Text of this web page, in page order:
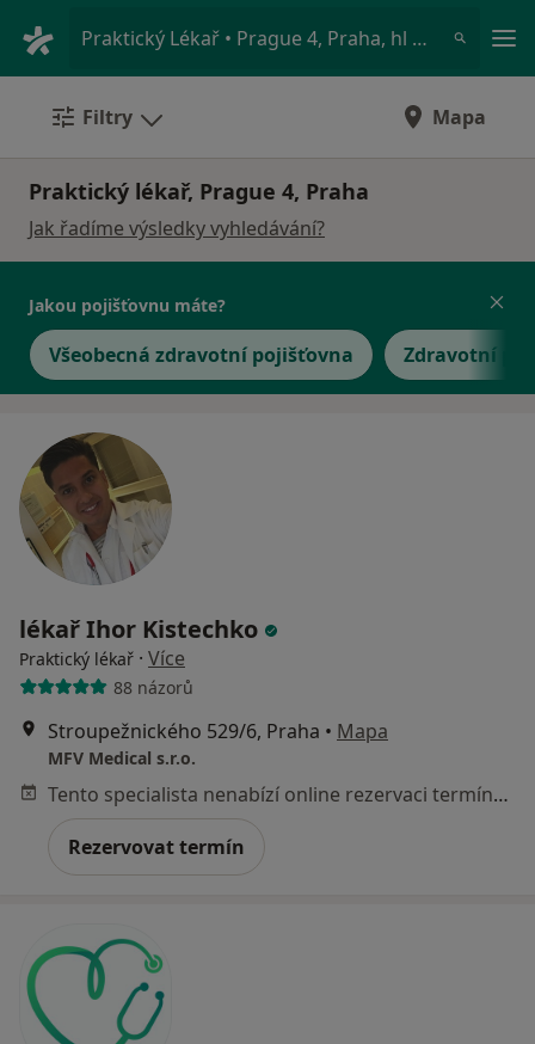
Praktický Lékař • Prague 4, Praha, hl město Praha
Filtry Mapa
Praktický lékař, Prague 4, Praha
Jak řadíme výsledky vyhledávání?
Jakou pojišťovnu máte?
Všeobecná zdravotní pojišťovna Zdravotní
lékař Ihor Kistechko
Praktický lékař · Více
88 názorů
Stroupežnického 529/6, Praha • Mapa
MFV Medical s.r.o.
Tento specialista nenabízí online rezervaci termínu na této adrese.
Rezervovat termín